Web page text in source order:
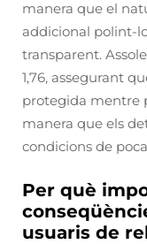
manera que el
addicional polint-
transparent.
1,76, assegurant
protegida mentre
manera que els
condicions de
Per què
usuaris de